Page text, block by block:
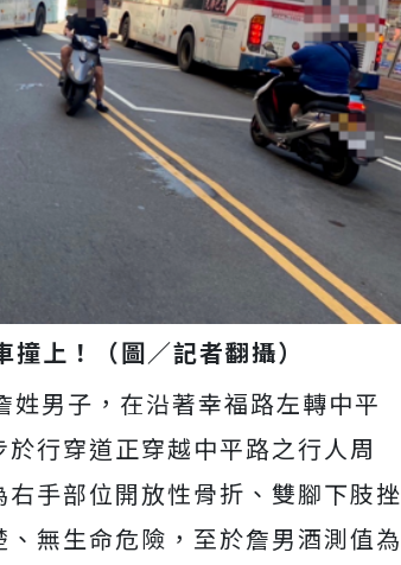
上！（圖／記者翻攝）
男子，在沿著幸福路左轉中平
行穿道正穿越中平路之行人周
手部位開放性骨折、雙腳下肢挫
無生命危險，至於詹男酒測值為